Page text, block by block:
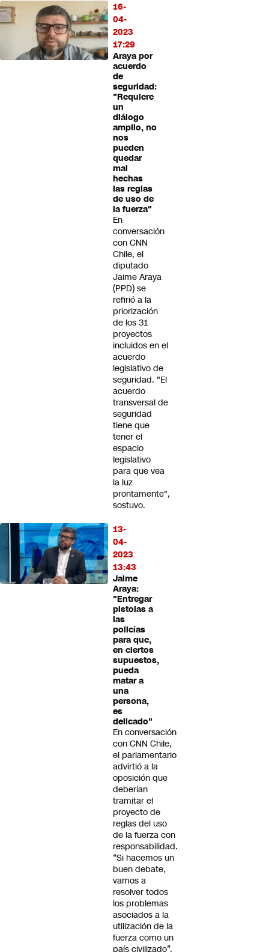
16-
04-
2023
17:29
Araya por
acuerdo
de
seguridad:
"Requiere
un
diálogo
amplio, no
nos
pueden
quedar
mal
hechas
las reglas
de uso de
la fuerza"
En
conversación
con CNN
Chile, el
diputado
Jaime Araya
(PPD) se
refirió a la
priorización
de los 31
proyectos
incluidos en el
acuerdo
legislativo de
seguridad. "El
acuerdo
transversal de
seguridad
tiene que
tener el
espacio
legislativo
para que vea
la luz
prontamente",
sostuvo.
13-
04-
2023
13:43
Jaime
Araya:
"Entregar
pistolas a
las
policías
para que,
en ciertos
supuestos,
pueda
matar a
una
persona,
es
delicado"
En conversación
con CNN Chile,
el parlamentario
advirtió a la
oposición que
deberían
tramitar el
proyecto de
reglas del uso
de la fuerza con
responsabilidad.
“Si hacemos un
buen debate,
vamos a
resolver todos
los problemas
asociados a la
utilización de la
fuerza como un
país civilizado”,